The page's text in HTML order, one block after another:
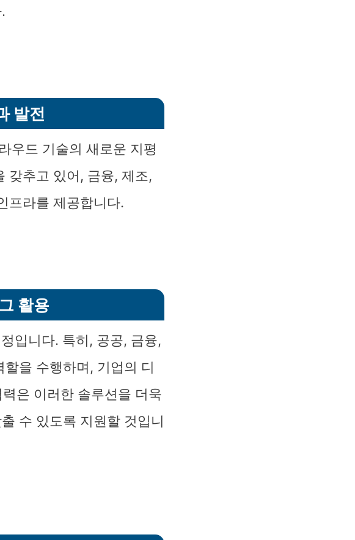
발전
우드 기술의 새로운 지평
갖추고 있어, 금융, 제조,
프라를 제공합니다.
활용
입니다. 특히, 공공, 금융,
을 수행하며, 기업의 디
은 이러한 솔루션을 더욱
수 있도록 지원할 것입니